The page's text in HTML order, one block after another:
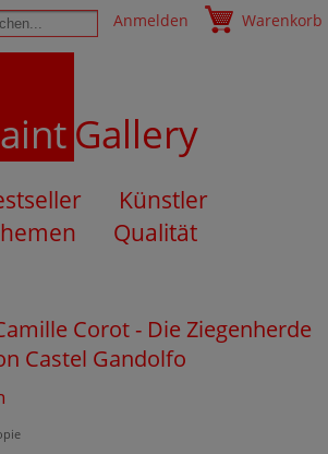
Anmelden Warenkorb
Gallery
Künstler
Qualität
Corot - Die Ziegenherde
Castel Gandolfo